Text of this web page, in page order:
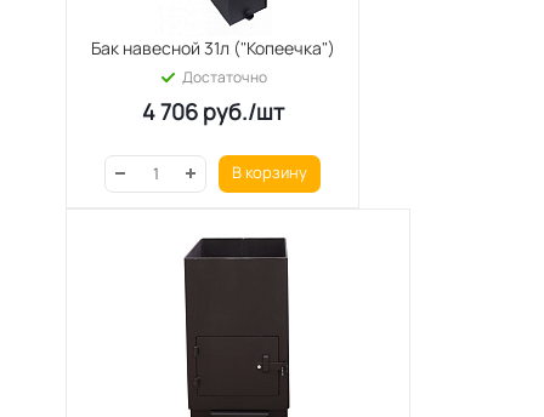
Бак навесной 31л ("Копеечка")
Достаточно
4 706руб./шт
В корзину